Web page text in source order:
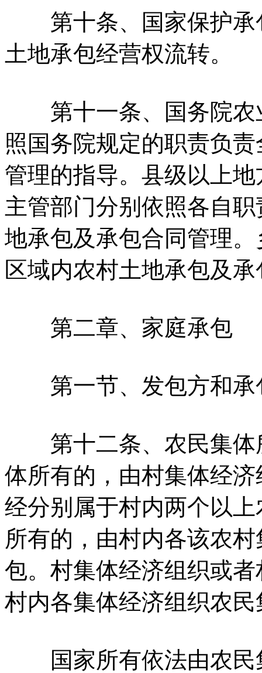
第十条、国家保护承
土地承包经营权流转。
第十一条、国务院农
照国务院规定的职责负
管理的指导。县级以上
主管部门分别依照各自
地承包及承包合同管理
区域内农村土地承包及
第二章、家庭承包
第一节、发包方和承
第十二条、农民集体
体所有的，由村集体经
经分别属于村内两个以
所有的，由村内各该农
包。村集体经济组织或
村内各集体经济组织农
国家所有依法由农民